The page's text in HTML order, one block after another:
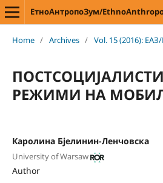
ЕтноАнтропоЗум/
Home / Archives / Vol. 15 (2016): ЕАЗ/
РЕЖИМИ НА
Каролина Бјелинин-Ленчовска
University of Warsaw
Author